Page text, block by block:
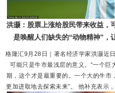
洪灏：股票上涨给股民带来收益，
是唤醒人们缺失的“动物精神”，
格隆汇9月28日｜著名经济学家洪灏近
可能只是牛市最浅层的意义。“一个
期，这个才是最重要的。一个大的牛市
更加进取地去探索未来”。 他补充表示